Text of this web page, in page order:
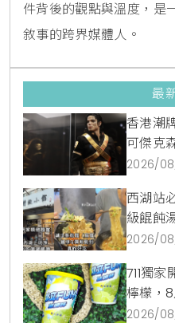
件背後的觀點與溫度，是
敘事的跨界媒體人。
最
香港潮
可傑克
震撼登
2026/
西湖站
級餛飩
豆腐麵
2026/
711獨
檸檬，
調咖啡
2026/